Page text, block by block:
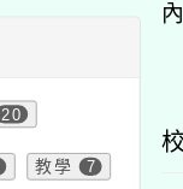
20
教學 7